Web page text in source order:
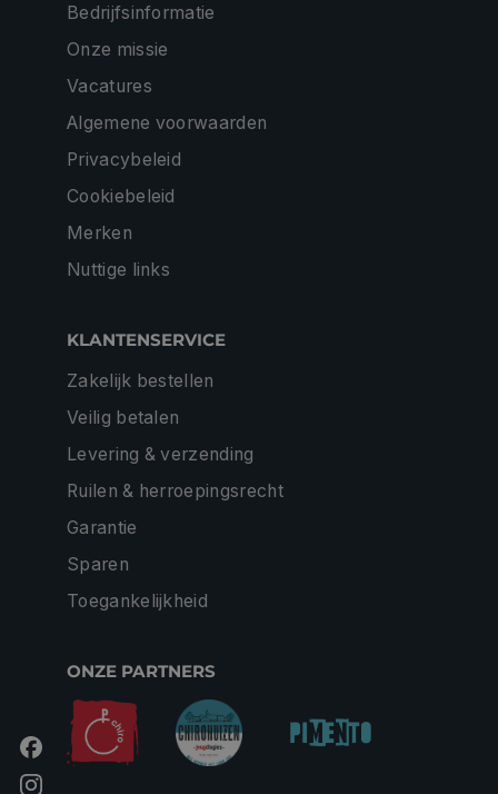
Bedrijfsinformatie
Onze missie
Vacatures
Algemene voorwaarden
Privacybeleid
Cookiebeleid
Merken
Nuttige links
KLANTENSERVICE
Zakelijk bestellen
Veilig betalen
Levering & verzending
Ruilen & herroepingsrecht
Garantie
Sparen
Toegankelijkheid
ONZE PARTNERS